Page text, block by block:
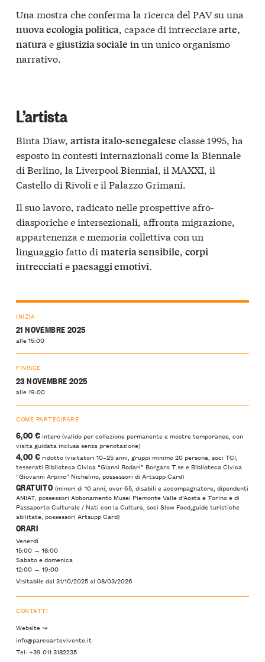
Una mostra che conferma la ricerca del PAV su una
nuova ecologia politica, capace di intrecciarearte,
naturaegiustizia sociale in un unico organismo
narrativo.
L’artista
Binta Diaw, artista italo-senegalese classe 1995, ha
esposto in contesti internazionali come la Biennale
di Berlino, la Liverpool Biennial, il MAXXI, il
Castello di Rivoli e il Palazzo Grimani.
Il suo lavoro, radicato nelle prospettive afro-
diasporiche e intersezionali, affronta migrazione,
appartenenza e memoria collettiva con un
linguaggio fatto di materia sensibile, corpi
intrecciatiepaesaggi emotivi.
INIZIA
21 NOVEMBRE 2025
alle 15:00
FINISCE
23 NOVEMBRE 2025
alle 19:00
COME PARTECIPARE
6,00 €intero (valido per collezione permanente e mostre temporanee, con
visita guidata inclusa senza prenotazione)
4,00 €ridotto (visitatori 10–25 anni, gruppi minimo 20 persone, soci TCI,
tesserati Biblioteca Civica “Gianni Rodari” Borgaro T.se e Biblioteca Civica
“Giovanni Arpino” Nichelino, possessori di Artsupp Card)
GRATUITO (minori di 10 anni, over 65, disabili e accompagnatore, dipendenti
AMIAT, possessori Abbonamento Musei Piemonte Valle d’Aosta e Torino e di
Passaporto Culturale / Nati con la Cultura, soci Slow Food,guide turistiche
abilitate, possessori Artsupp Card)
ORARI
Venerdì
15:00 → 18:00
Sabato e domenica
12:00 → 19:00
Visitabile dal 31/10/2025 al 08/03/2026
CONTATTI
Website ↝
info@parcoartevivente.it
Tel: +39 011 3182235